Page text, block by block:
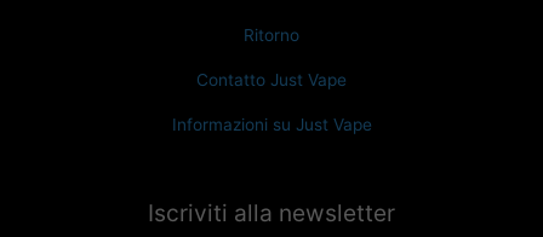
Ritorno
Contatto Just Vape
Informazioni su Just Vape
Iscriviti alla newsletter